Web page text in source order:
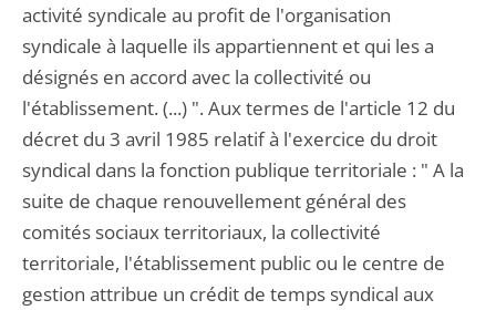
activité syndicale au profit de l'organisation
syndicale à laquelle ils appartiennent et qui les a
désignés en accord avec la collectivité ou
l'établissement. (...) ". Aux termes de l'article 12 du
décret du 3 avril 1985 relatif à l'exercice du droit
syndical dans la fonction publique territoriale : " A la
suite de chaque renouvellement général des
comités sociaux territoriaux, la collectivité
territoriale, l'établissement public ou le centre de
gestion attribue un crédit de temps syndical aux